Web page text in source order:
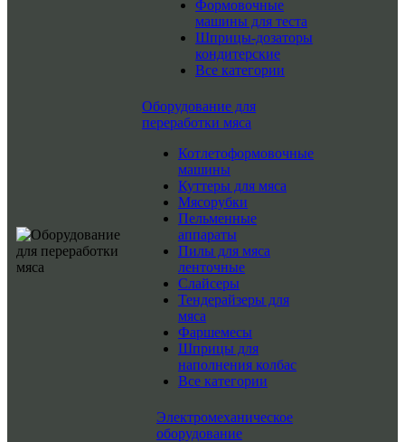
Формовочные
машины для теста
Шприцы-дозаторы
кондитерские
Все категории
Оборудование для
переработки мяса
Котлетоформовочные
машины
Куттеры для мяса
Мясорубки
Пельменные
аппараты
Пилы для мяса
ленточные
Слайсеры
Тендерайзеры для
мяса
Фаршемесы
Шприцы для
наполнения колбас
Все категории
Электромеханическое
оборудование